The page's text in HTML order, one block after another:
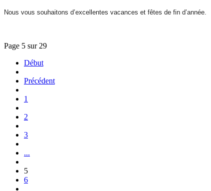
Nous vous souhaitons d’excellentes vacances et fêtes de fin d’année.
Page 5 sur 29
Début
Précédent
1
2
3
...
5
6